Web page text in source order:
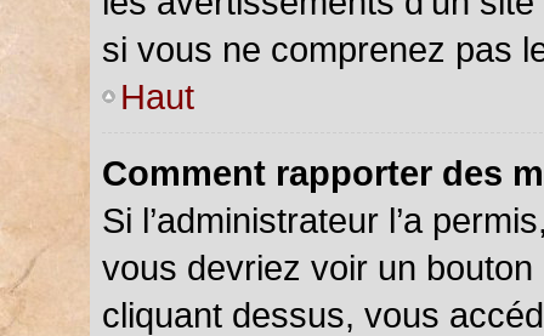
si vous ne comprenez pas
Haut
Comment rapporter des
Si l’administrateur l’a
vous devriez voir un
cliquant dessus, vous